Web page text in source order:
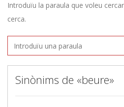
Introduïu la paraula que voleu
cerca.
Sinònims de «beure»